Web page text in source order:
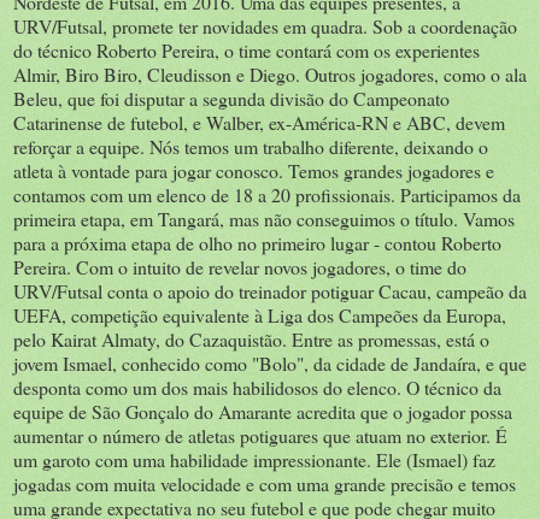
URV/Futsal, promete ter novidades em quadra. Sob a coordenação
do técnico Roberto Pereira, o time contará com os experientes
Almir, Biro Biro, Cleudisson e Diego. Outros jogadores, como o ala
Beleu, que foi disputar a segunda divisão do Campeonato
Catarinense de futebol, e Walber, ex-América-RN e ABC, devem
reforçar a equipe. Nós temos um trabalho diferente, deixando o
atleta à vontade para jogar conosco. Temos grandes jogadores e
contamos com um elenco de 18 a 20 profissionais. Participamos da
primeira etapa, em Tangará, mas não conseguimos o título. Vamos
para a próxima etapa de olho no primeiro lugar - contou Roberto
Pereira. Com o intuito de revelar novos jogadores, o time do
URV/Futsal conta o apoio do treinador potiguar Cacau, campeão da
UEFA, competição equivalente à Liga dos Campeões da Europa,
pelo Kairat Almaty, do Cazaquistão. Entre as promessas, está o
jovem Ismael, conhecido como "Bolo", da cidade de Jandaíra, e que
desponta como um dos mais habilidosos do elenco. O técnico da
equipe de São Gonçalo do Amarante acredita que o jogador possa
aumentar o número de atletas potiguares que atuam no exterior. É
um garoto com uma habilidade impressionante. Ele (Ismael) faz
jogadas com muita velocidade e com uma grande precisão e temos
uma grande expectativa no seu futebol e que pode chegar muito